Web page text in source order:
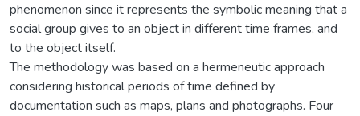
phenomenon since it represents the symbolic meaning that a
social group gives to an object in different time frames, and
to the object itself.
The methodology was based on a hermeneutic approach
considering historical periods of time defined by
documentation such as maps, plans and photographs. Four